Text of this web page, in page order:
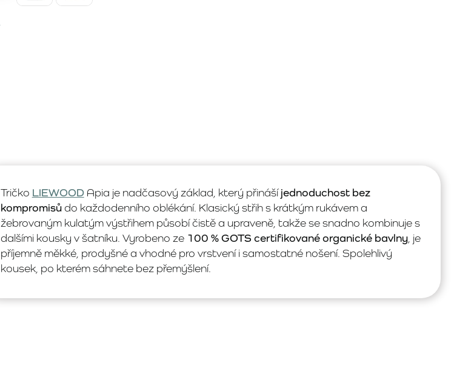
Tričko LIEWOODApia je nadčasový základ, který přinášíjednoduchost bez
kompromisůdo každodenního oblékání. Klasický střih s krátkým rukávem a
žebrovaným kulatým výstřihem působí čistě a upraveně, takže se snadno kombinuje s
dalšími kousky v šatníku. Vyrobeno ze 100 % GOTS certifikované organické bavlny, je
příjemně měkké, prodyšné a vhodné pro vrstvení i samostatné nošení. Spolehlivý
kousek, po kterém sáhnete bez přemýšlení.